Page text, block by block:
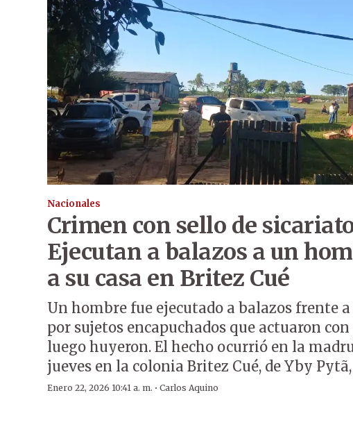
Nacionales
Crimen con sello de
Ejecutan a balazos a un
a su casa en Britez Cué
Un hombre fue ejecutado a balazos frente
por sujetos encapuchados que actuaron
luego huyeron. El hecho ocurrió en la
jueves en la colonia Britez Cué, de Yby
Enero 22, 2026 10:41 a. m. · Carlos Aquino